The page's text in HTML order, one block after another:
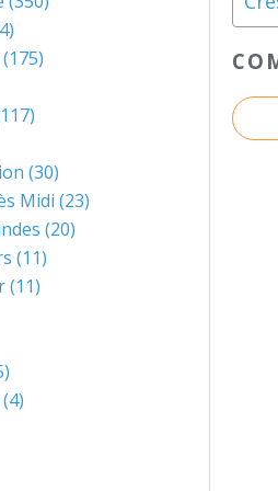
(175)
(30)
Midi (23)
(20)
(11)
(11)
(4)